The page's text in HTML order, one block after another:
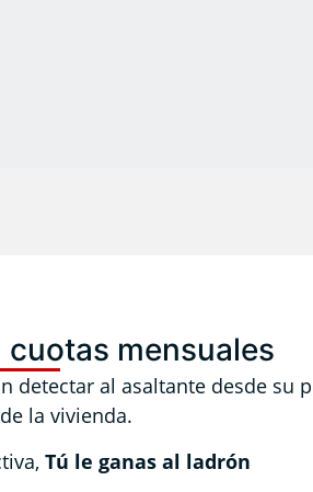
mensuales
al asaltante desde su
la vivienda.
Tú le ganas al ladrón